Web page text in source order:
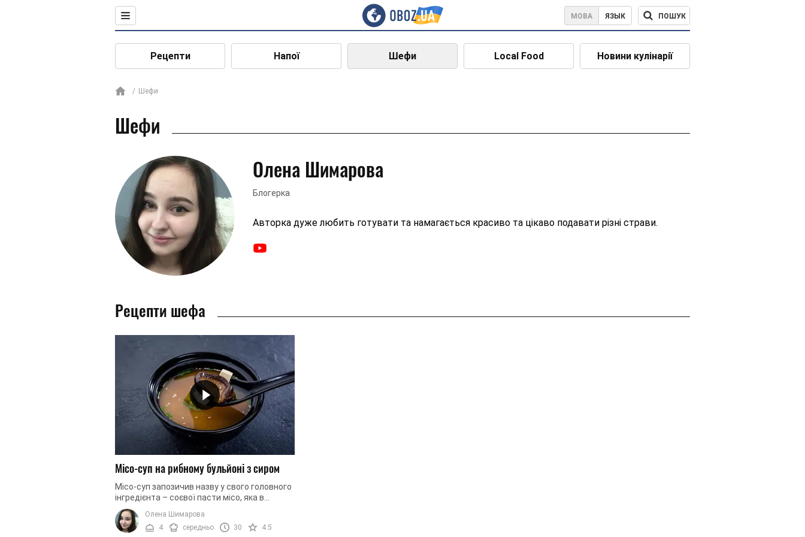
МОВА ЯЗЫК ПОШУК
Рецепти Напої Шефи Local Food Новини кулінарії
Шефи
Шефи
Олена Шимарова
Блогерка
Авторка дуже любить готувати та намагається красиво та цікаво подавати різні страви.
Рецепти шефа
Місо-суп на рибному бульйоні з сиром
Місо-суп запозичив назву у свого головного
інгредієнта – соєвої пасти місо, яка в
японській культурі і кулінарії за важливістю
дорівнює рису. Які ще ...
Олена Шимарова
4
середньо 30 4.5